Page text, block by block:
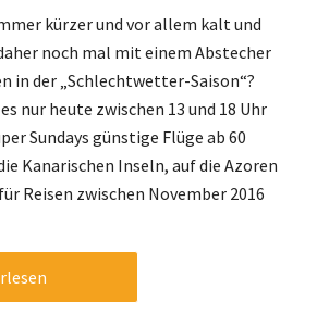
kürzer und vor allem kalt und
noch mal mit einem Abstecher
in der „Schlechtwetter-Saison“?
nur heute zwischen 13 und 18 Uhr
Sundays günstige Flüge ab 60
Kanarischen Inseln, auf die Azoren
Reisen zwischen November 2016